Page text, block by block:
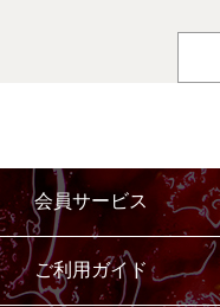
会員サービス
ご利用ガイド